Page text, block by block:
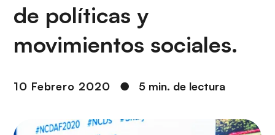
i
n
de políticas y
movimientos sociales.
10 Febrero 2020 ● 5 min. de lectura